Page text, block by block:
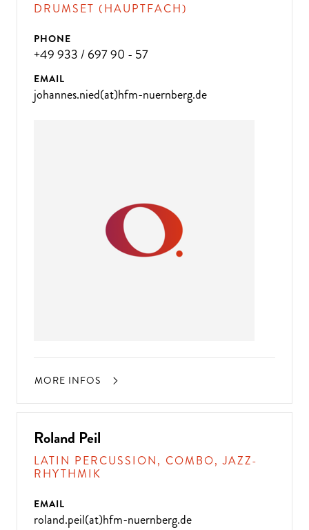
DRUMSET (HAUPTFACH)
PHONE
+49 933 / 697 90 - 57
EMAIL
johannes.nied(at)hfm-nuernberg.de
MORE INFOS
Roland Peil
LATIN PERCUSSION, COMBO, JAZZ-
RHYTHMIK
EMAIL
roland.peil(at)hfm-nuernberg.de